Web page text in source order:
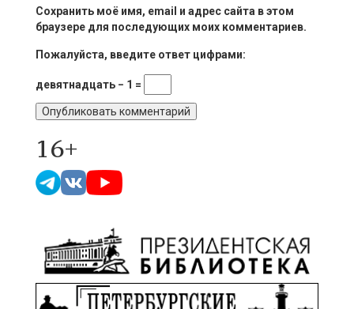
Сохранить моё имя, email и адрес сайта в этом
браузере для последующих моих комментариев.
Пожалуйста, введите ответ цифрами:
девятнадцать − 1 =
16+